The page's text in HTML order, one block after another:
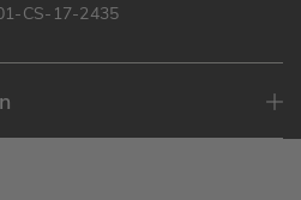
CS-17-2435